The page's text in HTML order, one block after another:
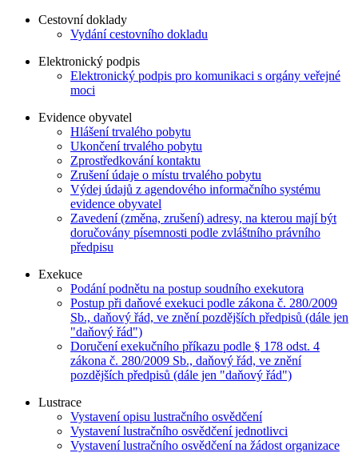
Cestovní doklady
Vydání cestovního dokladu
Elektronický podpis
Elektronický podpis pro komunikaci s orgány veřejné
moci
Evidence obyvatel
Hlášení trvalého pobytu
Ukončení trvalého pobytu
Zprostředkování kontaktu
Zrušení údaje o místu trvalého pobytu
Výdej údajů z agendového informačního systému
evidence obyvatel
Zavedení (změna, zrušení) adresy, na kterou mají být
doručovány písemnosti podle zvláštního právního
předpisu
Exekuce
Podání podnětu na postup soudního exekutora
Postup při daňové exekuci podle zákona č. 280/2009
Sb., daňový řád, ve znění pozdějších předpisů (dále jen
"daňový řád")
Doručení exekučního příkazu podle § 178 odst. 4
zákona č. 280/2009 Sb., daňový řád, ve znění
pozdějších předpisů (dále jen "daňový řád")
Lustrace
Vystavení opisu lustračního osvědčení
Vystavení lustračního osvědčení jednotlivci
Vystavení lustračního osvědčení na žádost organizace